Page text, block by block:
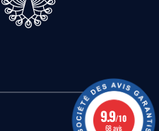
9.9/10
68 avis